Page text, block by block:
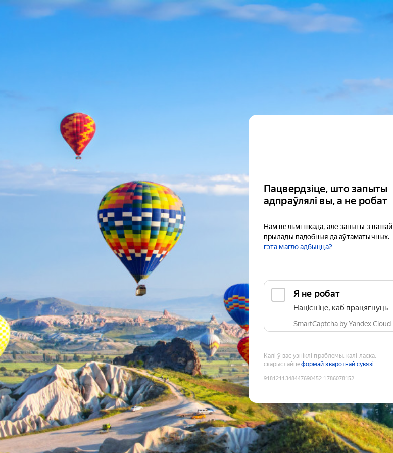
Пацвердзіце, што запыты
адпраўлялі вы, а не робат
Нам вельмі шкада, але запыты з вашай
прылады падобныя да аўтаматычных.
гэта магло адбыцца?
Я не робат
Націсніце, каб працягнуць
SmartCaptcha by Yandex Cloud
Калі ў вас узніклі праблемы, калі ласка,
скарыстайцеформай зваротнай сувязі
9181211348447690452:1786078152